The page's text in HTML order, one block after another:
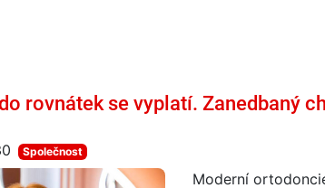
rovnátek se vyplatí. Zanedbaný
Společnost
Moderní